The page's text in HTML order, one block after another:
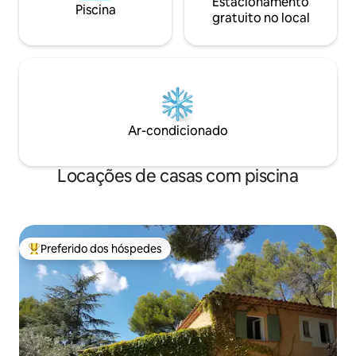
Piscina
gratuito no local
Ar-condicionado
Locações de casas com piscina
Entre os melhores preferidos dos hóspedes
Preferido dos hóspedes